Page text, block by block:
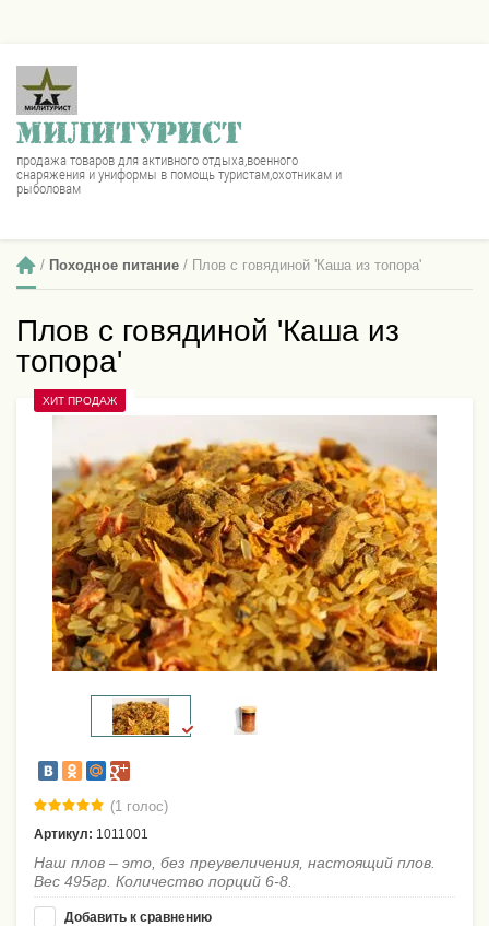
МИЛИТУРИСТ
продажа товаров для активного отдыха,военного
снаряжения и униформы в помощь туристам,охотникам и
рыболовам
/ Походное питание / Плов с говядиной 'Каша из топора'
Плов с говядиной 'Каша из
топора'
ХИТ ПРОДАЖ
(1 голос)
Артикул: 1011001
Наш плов – это, без преувеличения, настоящий плов.
Вес 495гр. Количество порций 6-8.
Добавить к сравнению